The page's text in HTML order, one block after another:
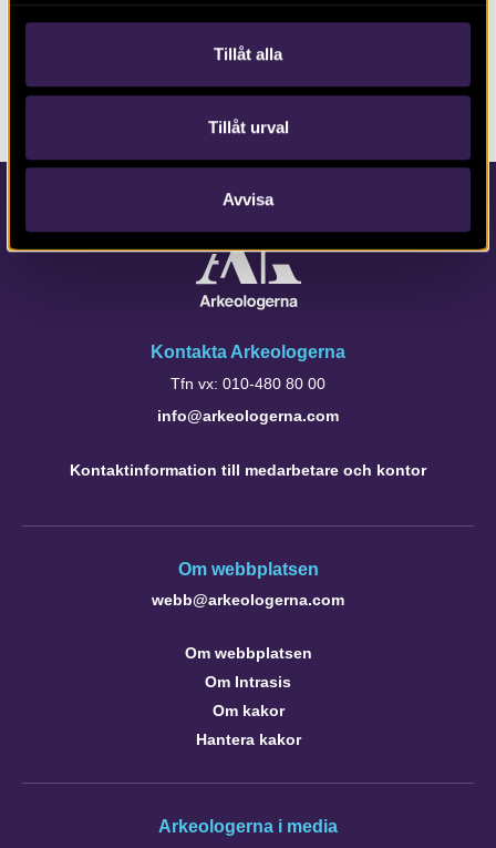
Tillåt alla
Tillåt urval
Avvisa
RAPPORT 2014:170
Boplats Askim 298 i Göteborg
Kontakta Arkeologerna
Tfn vx: 010-480 80 00
info@arkeologerna.com
Kontaktinformation till medarbetare och kontor
Om webbplatsen
webb@arkeologerna.com
Om webbplatsen
Om Intrasis
Om kakor
Hantera kakor
Arkeologerna i media